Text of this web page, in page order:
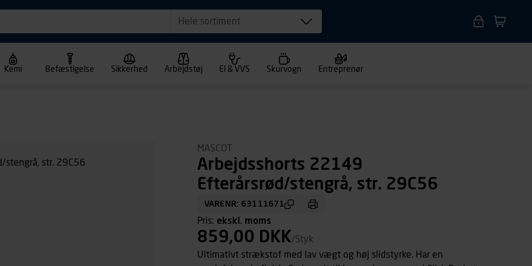
Hele sortiment
Kemi Befæstigelse Sikkerhed Arbejdstøj El & VVS Skurvogn Entreprenør
MASCOT
Arbejdsshorts 22149
Efterårsrød/stengrå, str. 29C56
VARENR: 63111671
Pris: ekskl. moms
859,00 DKK/Styk
Ultimativt strækstof med lav vægt og høj slidstyrke. Har en